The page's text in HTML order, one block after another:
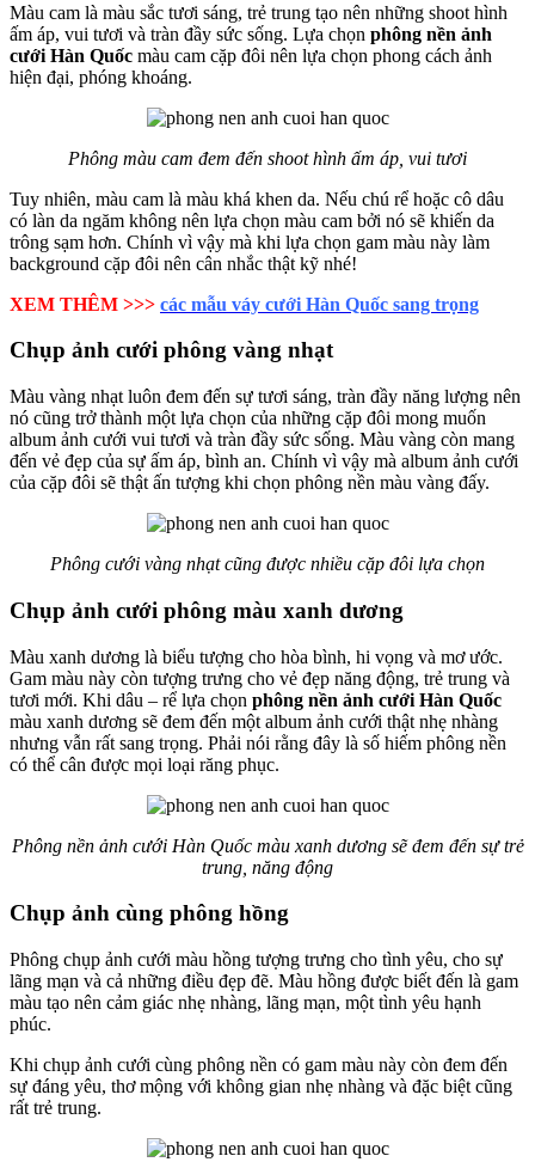
Màu cam là màu sắc tươi sáng, trẻ trung tạo nên những shoot hình
ấm áp, vui tươi và tràn đầy sức sống. Lựa chọn phông nền ảnh
cưới Hàn Quốc màu cam cặp đôi nên lựa chọn phong cách ảnh
hiện đại, phóng khoáng.
Phông màu cam đem đến shoot hình ấm áp, vui tươi
Tuy nhiên, màu cam là màu khá khen da. Nếu chú rể hoặc cô dâu
có làn da ngăm không nên lựa chọn màu cam bởi nó sẽ khiến da
trông sạm hơn. Chính vì vậy mà khi lựa chọn gam màu này làm
background cặp đôi nên cân nhắc thật kỹ nhé!
XEM THÊM >>> các mẫu váy cưới Hàn Quốc sang trọng
Chụp ảnh cưới phông vàng nhạt
Màu vàng nhạt luôn đem đến sự tươi sáng, tràn đầy năng lượng nên
nó cũng trở thành một lựa chọn của những cặp đôi mong muốn
album ảnh cưới vui tươi và tràn đầy sức sống. Màu vàng còn mang
đến vẻ đẹp của sự ấm áp, bình an. Chính vì vậy mà album ảnh cưới
của cặp đôi sẽ thật ấn tượng khi chọn phông nền màu vàng đấy.
Phông cưới vàng nhạt cũng được nhiều cặp đôi lựa chọn
Chụp ảnh cưới phông màu xanh dương
Màu xanh dương là biểu tượng cho hòa bình, hi vọng và mơ ước.
Gam màu này còn tượng trưng cho vẻ đẹp năng động, trẻ trung và
tươi mới. Khi dâu – rể lựa chọn phông nền ảnh cưới Hàn Quốc
màu xanh dương sẽ đem đến một album ảnh cưới thật nhẹ nhàng
nhưng vẫn rất sang trọng. Phải nói rằng đây là số hiếm phông nền
có thể cân được mọi loại răng phục.
Phông nền ảnh cưới Hàn Quốc màu xanh dương sẽ đem đến sự trẻ
trung, năng động
Chụp ảnh cùng phông hồng
Phông chụp ảnh cưới màu hồng tượng trưng cho tình yêu, cho sự
lãng mạn và cả những điều đẹp đẽ. Màu hồng được biết đến là gam
màu tạo nên cảm giác nhẹ nhàng, lãng mạn, một tình yêu hạnh
phúc.
Khi chụp ảnh cưới cùng phông nền có gam màu này còn đem đến
sự đáng yêu, thơ mộng với không gian nhẹ nhàng và đặc biệt cũng
rất trẻ trung.